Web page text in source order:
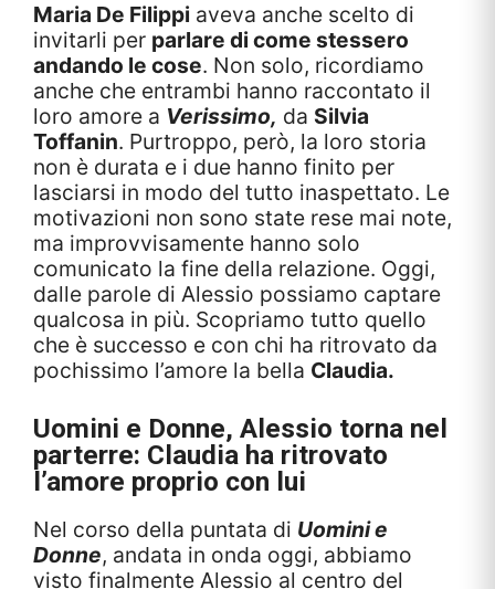
Maria De Filippi aveva anche scelto di
invitarli per parlare di come stessero
andando le cose. Non solo, ricordiamo
anche che entrambi hanno raccontato il
loro amore a Verissimo, da Silvia
Toffanin. Purtroppo, però, la loro storia
non è durata e i due hanno finito per
lasciarsi in modo del tutto inaspettato. Le
motivazioni non sono state rese mai note,
ma improvvisamente hanno solo
comunicato la fine della relazione. Oggi,
dalle parole di Alessio possiamo captare
qualcosa in più. Scopriamo tutto quello
che è successo e con chi ha ritrovato da
pochissimo l’amore la bella Claudia.
Uomini e Donne, Alessio torna nel
parterre: Claudia ha ritrovato
l’amore proprio con lui
Nel corso della puntata di Uomini e
Donne, andata in onda oggi, abbiamo
visto finalmente Alessio al centro del